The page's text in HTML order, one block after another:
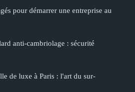
pour démarrer une entreprise au
anti-cambriolage : sécurité
de luxe à Paris : l'art du sur-